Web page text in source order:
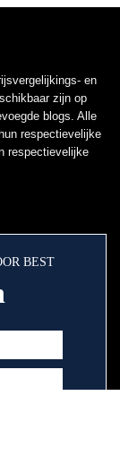
en
zijn op
blogs. Alle
respectievelijke
respectievelijke
BEST